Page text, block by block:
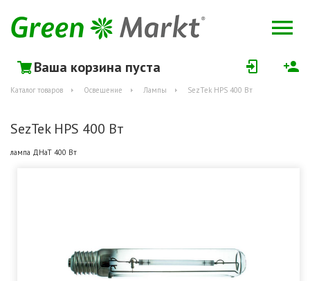
Ваша корзина пуста
Каталог товаров Освещение Лампы SezTek HPS 400 Вт
SezTek HPS 400 Вт
лампа ДНаТ 400 Вт